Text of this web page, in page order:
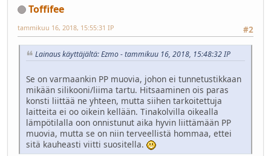
Toffifee
#2
tammikuu 16, 2018, 15:55:31 IP
Lainaus käyttäjältä: Ezmo - tammikuu 16, 2018, 15:48:32 IP
Se on varmaankin PP muovia, johon ei tunnetustikkaan
mikään silikooni/liima tartu. Hitsaaminen ois paras
konsti liittää ne yhteen, mutta siihen tarkoitettuja
laitteita ei oo oikein kellään. Tinakolvilla oikealla
lämpötilalla oon onnistunut aika hyvin liittämään PP
muovia, mutta se on niin terveellistä hommaa, ettei
sitä kauheasti viitti suositella.